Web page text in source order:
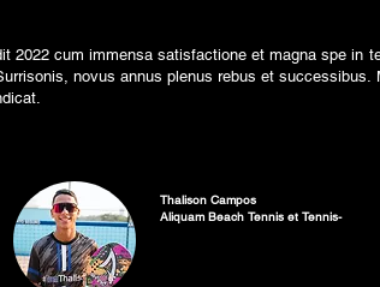
2022 cum immensa satisfactione et magna spe in
novus annus plenus rebus et successibus.
Thalison Campos
Aliquam Beach Tennis et Tennis-